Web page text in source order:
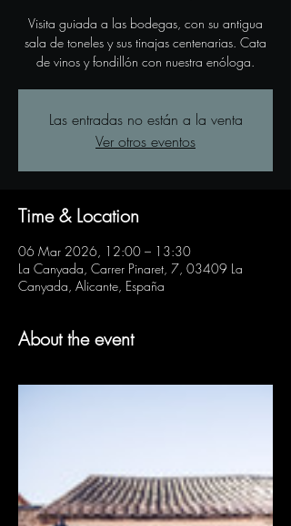
Visita guiada a las bodegas, con su antigua
sala de toneles y sus tinajas centenarias. Cata
de vinos y fondillón con nuestra enóloga.
Las entradas no están a la venta
Ver otros eventos
Time & Location
06 Mar 2026, 12:00 – 13:30
La Canyada, Carrer Pinaret, 7, 03409 La
Canyada, Alicante, España
About the event